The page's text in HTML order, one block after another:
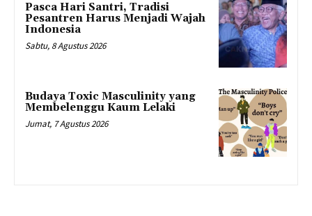
Pasca Hari Santri, Tradisi
Pesantren Harus Menjadi Wajah
Indonesia
Sabtu, 8 Agustus 2026
Budaya Toxic Masculinity yang
Membelenggu Kaum Lelaki
Jumat, 7 Agustus 2026